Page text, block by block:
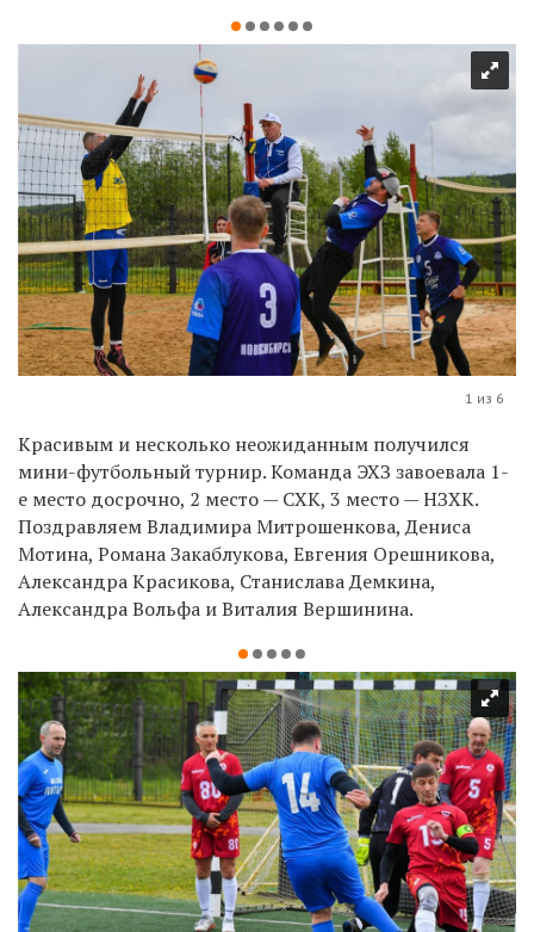
1 из 6
Красивым и несколько неожиданным получился
мини-футбольный турнир. Команда ЭХЗ завоевала 1-
е место досрочно, 2 место — СХК, 3 место — НЗХК.
Поздравляем Владимира Митрошенкова, Дениса
Мотина, Романа Закаблукова, Евгения Орешникова,
Александра Красикова, Станислава Демкина,
Александра Вольфа и Виталия Вершинина.